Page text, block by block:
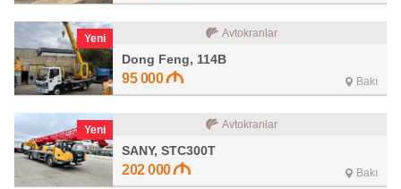
Yeni Avtokranlar
Dong Feng, 114B
95 000 Bakı
Yeni Avtokranlar
SANY, STC300T
202 000 Bakı